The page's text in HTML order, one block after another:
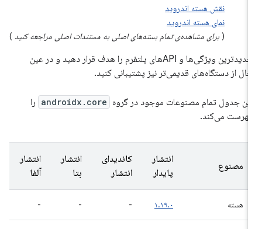
نقش هسته اندروید
نمای هسته اندروید
برای مشاهده‌ی تمام بسته‌های اصلی به مستندات اصلی مراجعه کنید)
جدیدترین ویژگی‌ها و APIهای پلتفرم را هدف قرار دهید و در عین
از دستگاه‌های قدیمی‌تر نیز پشتیبانی کنید.
جدول تمام مصنوعات موجود در گروه androidx.core را
می‌کند.
مصنوع
انتشار
پایدار
کاندیدای
انتشار
انتشار
انتشار
آلفا
هسته ۱.۱۹.۰